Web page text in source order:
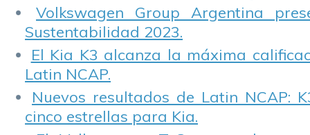
Volkswagen Group Argentina
Sustentabilidad 2023.
El Kia K3 alcanza la máxima
Latin NCAP.
Nuevos resultados de Latin NCAP:
cinco estrellas para Kia.